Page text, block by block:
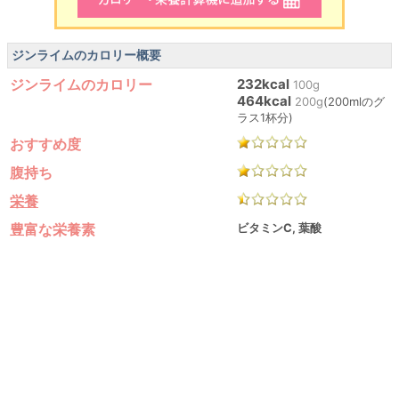
ジンライムのカロリー概要
ジンライムのカロリー 232kcal 100g
464kcal 200g(200mlのグ
ラス1杯分)
おすすめ度
腹持ち
栄養
豊富な栄養素
ビタミンC, 葉酸